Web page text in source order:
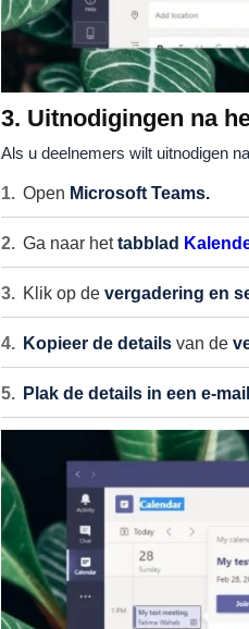
3. Uitnodigingen na
Als u deelnemers wilt uitnodigen
Open Microsoft Teams.
Ga naar hettabblad
Klik op de vergadering en
Kopieer de detailsvan de
Plak de details in een e-mail